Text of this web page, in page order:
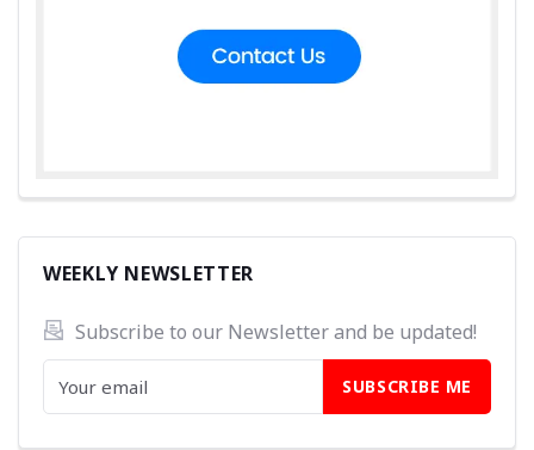
WEEKLY NEWSLETTER
Subscribe to our Newsletter and be updated!